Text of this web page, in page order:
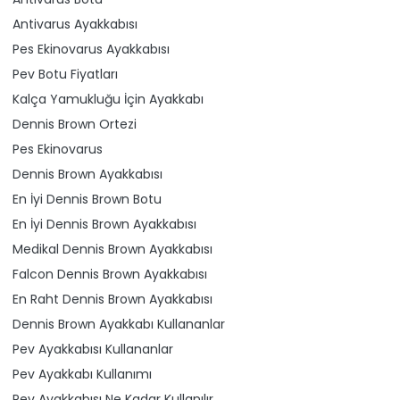
Antivarus Ayakkabısı
Pes Ekinovarus Ayakkabısı
Pev Botu Fiyatları
Kalça Yamukluğu İçin Ayakkabı
Dennis Brown Ortezi
Pes Ekinovarus
Dennis Brown Ayakkabısı
En İyi Dennis Brown Botu
En İyi Dennis Brown Ayakkabısı
Medikal Dennis Brown Ayakkabısı
Falcon Dennis Brown Ayakkabısı
En Raht Dennis Brown Ayakkabısı
Dennis Brown Ayakkabı Kullananlar
Pev Ayakkabısı Kullananlar
Pev Ayakkabı Kullanımı